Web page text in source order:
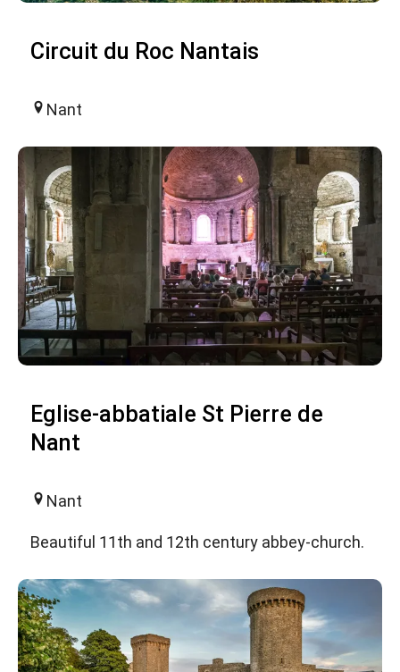
Circuit du Roc Nantais
Nant
Eglise-abbatiale St Pierre de
Nant
Nant
Beautiful 11th and 12th century abbey-church.